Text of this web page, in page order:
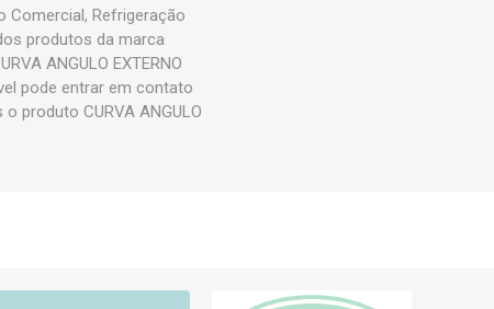
Comercial, Refrigeração
produtos da marca
ANGULO EXTERNO
pode entrar em contato
produto CURVA ANGULO